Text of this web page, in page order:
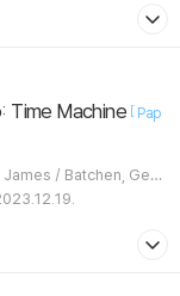
Time Machine [ Pap